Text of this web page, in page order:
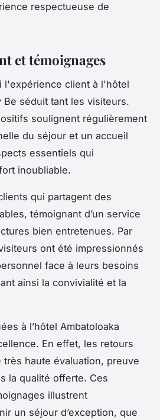
respectueuse de
et témoignages
l'expérience client à l'hôtel
Be séduit tant les visiteurs.
soulignent régulièrement
du séjour et un accueil
essentiels qui
inoubliable.
qui partagent des
témoignant d’un service
bien entretenues. Par
ont été impressionnés
face à leurs besoins
ainsi la convivialité et la
à l’hôtel Ambatoloaka
En effet, les retours
haute évaluation, preuve
la qualité offerte. Ces
illustrent
un séjour d’exception, que